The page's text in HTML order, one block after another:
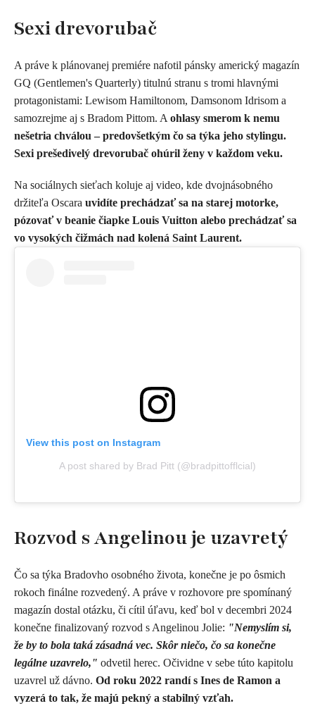
​Sexi drevorubač
A práve k plánovanej premiére nafotil pánsky americký magazín
GQ (Gentlemen's Quarterly) titulnú stranu s tromi hlavnými
protagonistami: Lewisom Hamiltonom, Damsonom Idrisom a
samozrejme aj s Bradom Pittom. A ohlasy smerom k nemu
nešetria chválou – predovšetkým čo sa týka jeho stylingu.
Sexi prešedivelý drevorubač ohúril ženy v každom veku.
Na sociálnych sieťach koluje aj video, kde dvojnásobného
držiteľa Oscara uvidíte prechádzať sa na starej motorke,
pózovať v beanie čiapke Louis Vuitton alebo prechádzať sa
vo vysokých čižmách nad kolená Saint Laurent.
View this post on Instagram
A post shared by Brad Pitt (@bradpittofflcial)
Rozvod s Angelinou je uzavretý
Čo sa týka Bradovho osobného života, konečne je po ôsmich
rokoch finálne rozvedený. A práve v rozhovore pre spomínaný
magazín dostal otázku, či cítil úľavu, keď bol v decembri 2024
konečne finalizovaný rozvod s Angelinou Jolie: "Nemyslím si,
že by to bola taká zásadná vec. Skôr niečo, čo sa konečne
legálne uzavrelo," odvetil herec. Očividne v sebe túto kapitolu
uzavrel už dávno. Od roku 2022 randí s Ines de Ramon a
vyzerá to tak, že majú pekný a stabilný vzťah.